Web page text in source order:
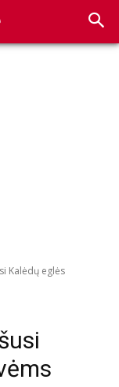
Kalėdų eglės